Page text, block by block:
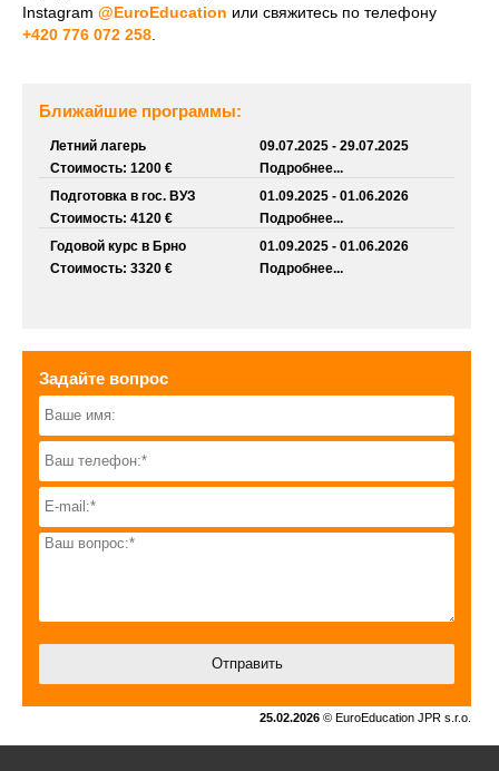
Instagram @EuroEducation или свяжитесь по телефону
+420 776 072 258
Ближайшие программы:
Летний лагерь
Стоимость: 1200 €
09.07.2025 - 29.07.2025
Подробнее...
Подготовка в гос. ВУЗ
Стоимость: 4120 €
01.09.2025 - 01.06.2026
Подробнее...
Годовой курс в Брно
Стоимость: 3320 €
01.09.2025 - 01.06.2026
Подробнее...
Задайте вопрос
25.02.2026 © EuroEducation JPR s.r.o.